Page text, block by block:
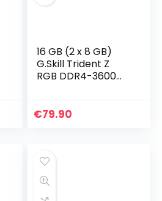
16 GB (2 x 8 GB)
G.Skill Trident Z
RGB DDR4-3600
€79.90